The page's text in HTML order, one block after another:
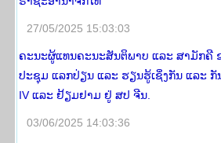
27/05/2025 15:03:03
ຄະນະຜູ້ແທນຄະນະສັນຕິພາບ ແລະ ສາມັກຄີ
ປະຊຸມ ແລກປ່ຽນ ແລະ ຮຽນຮູ້ເຊິ່ງກັນ ແລະ ກັ
IV ແລະ ຢ້ຽມຢາມ ຢູ່ ສປ ຈີນ.
03/06/2025 14:03:36